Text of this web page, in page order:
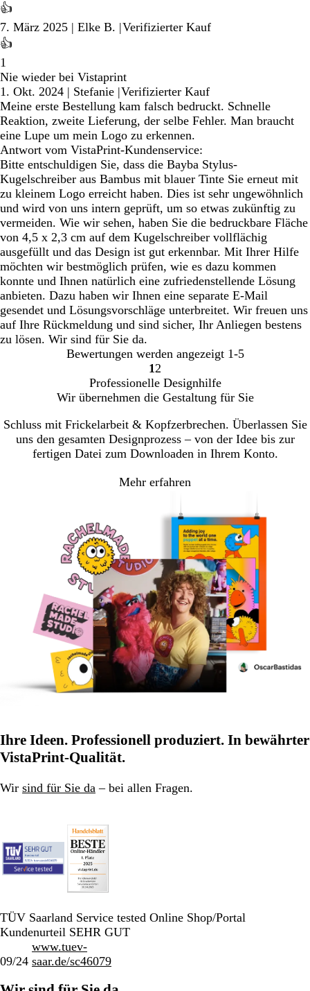
👍
7. März 2025 | Elke B. |Verifizierter Kauf
👍
1
Nie wieder bei Vistaprint
1. Okt. 2024 | Stefanie |Verifizierter Kauf
Meine erste Bestellung kam falsch bedruckt. Schnelle
Reaktion, zweite Lieferung, der selbe Fehler. Man braucht
eine Lupe um mein Logo zu erkennen.
Antwort vom VistaPrint-Kundenservice:
Bitte entschuldigen Sie, dass die Bayba Stylus-
Kugelschreiber aus Bambus mit blauer Tinte Sie erneut mit
zu kleinem Logo erreicht haben. Dies ist sehr ungewöhnlich
und wird von uns intern geprüft, um so etwas zukünftig zu
vermeiden. Wie wir sehen, haben Sie die bedruckbare Fläche
von 4,5 x 2,3 cm auf dem Kugelschreiber vollflächig
ausgefüllt und das Design ist gut erkennbar. Mit Ihrer Hilfe
möchten wir bestmöglich prüfen, wie es dazu kommen
konnte und Ihnen natürlich eine zufriedenstellende Lösung
anbieten. Dazu haben wir Ihnen eine separate E-Mail
gesendet und Lösungsvorschläge unterbreitet. Wir freuen uns
auf Ihre Rückmeldung und sind sicher, Ihr Anliegen bestens
zu lösen. Wir sind für Sie da.
Bewertungen werden angezeigt 1-5
Gehe
zu
Seite
1 Gehe
zu
Seite
2
Professionelle Designhilfe
Wir übernehmen die Gestaltung für Sie
Schluss mit Frickelarbeit & Kopfzerbrechen. Überlassen Sie
uns den gesamten Designprozess – von der Idee bis zur
fertigen Datei zum Downloaden in Ihrem Konto.
Mehr erfahren
Ihre Ideen. Professionell produziert. In bewährter
VistaPrint-Qualität.
Wir sind für Sie da – bei allen Fragen.
TÜV Saarland Service tested Online Shop/Portal
Kundenurteil SEHR GUT
09/24
www.tuev-
saar.de/sc46079